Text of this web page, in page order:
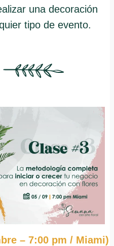
una decoración
tipo de evento.
– 7:00 pm / Miami)